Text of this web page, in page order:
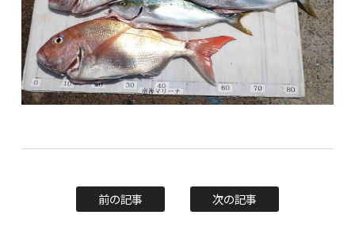
前の記事 次の記事